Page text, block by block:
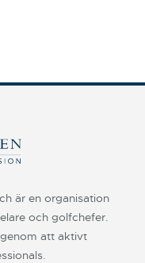
är en organisation
och golfchefer.
att aktivt